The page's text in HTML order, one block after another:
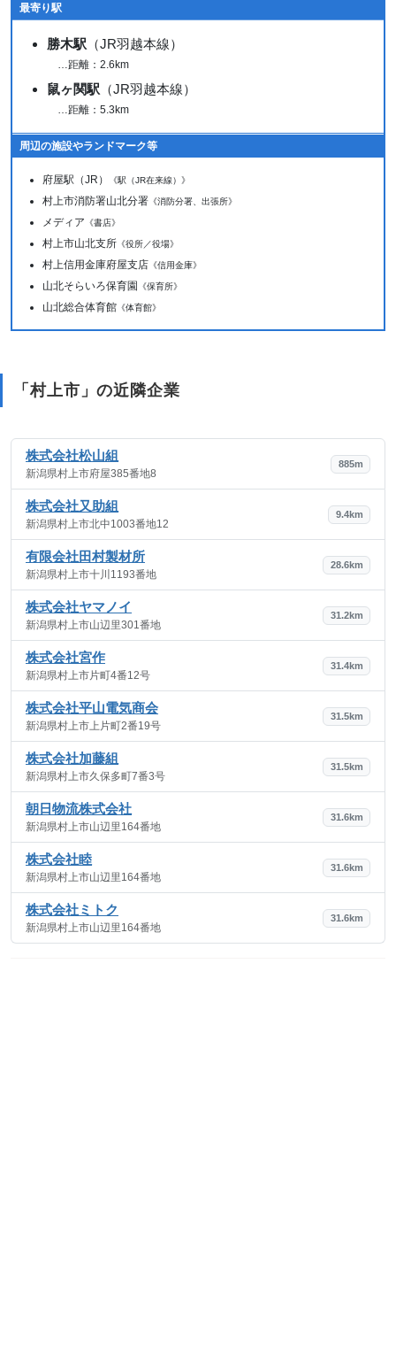
最寄り駅
勝木駅 （JR羽越本線）
…距離：2.6km
鼠ヶ関駅 （JR羽越本線）
…距離：5.3km
周辺の施設やランドマーク等
府屋駅（JR） 《駅（JR在来線）》
村上市消防署山北分署 《消防分署、出張所》
メディア 《書店》
村上市山北支所 《役所／役場》
村上信用金庫府屋支店 《信用金庫》
山北そらいろ保育園 《保育所》
山北総合体育館 《体育館》
「村上市」の近隣企業
株式会社松山組
新潟県村上市府屋385番地8
885m
株式会社又助組
新潟県村上市北中1003番地12
9.4km
有限会社田村製材所
新潟県村上市十川1193番地
28.6km
株式会社ヤマノイ
新潟県村上市山辺里301番地
31.2km
株式会社宮作
新潟県村上市片町4番12号
31.4km
株式会社平山電気商会
新潟県村上市上片町2番19号
31.5km
株式会社加藤組
新潟県村上市久保多町7番3号
31.5km
朝日物流株式会社
新潟県村上市山辺里164番地
31.6km
株式会社睦
新潟県村上市山辺里164番地
31.6km
株式会社ミトク
新潟県村上市山辺里164番地
31.6km